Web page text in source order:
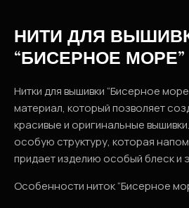
НИТИ ДЛЯ
“БИСЕРНОЕ МОРЕ”
Нитки для вышивки “Бисерное
материал, который позволяет
красивые и оригинальные
особую структуру, которая
придает изделию особый блеск и
Особенности ниток “Бисерное